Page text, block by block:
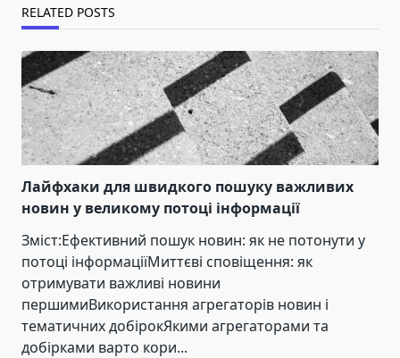
RELATED POSTS
Лайфхаки для швидкого пошуку важливих
новин у великому потоці інформації
Зміст:Ефективний пошук новин: як не потонути у
потоці інформаціїМиттєві сповіщення: як
отримувати важливі новини
першимиВикористання агрегаторів новин і
тематичних добірокЯкими агрегаторами та
добірками варто кори...